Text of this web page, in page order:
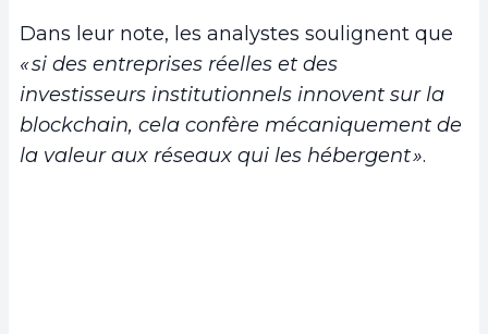
Dans leur note, les analystes soulignent que
« si des entreprises réelles et des
investisseurs institutionnels innovent sur la
blockchain, cela confère mécaniquement de
la valeur aux réseaux qui les hébergent ».